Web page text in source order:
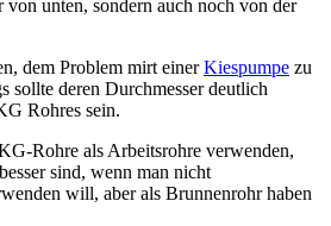
von unten, sondern auch noch von der
dem Problem mirt einerKiespumpe zu
sollte deren Durchmesser deutlich
Rohres sein.
Rohre als Arbeitsrohre verwenden,
sind, wenn man nicht
will, aber als Brunnenrohr haben